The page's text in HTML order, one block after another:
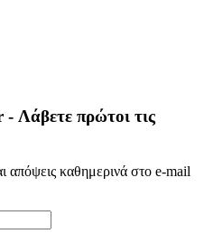
- Λάβετε πρώτοι τις
απόψεις καθημερινά στο e-mail